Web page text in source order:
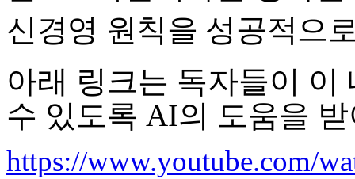
신경영 원칙을 성공적으
아래 링크는 독자들이 이
수 있도록 AI의 도움을
https://www.youtube.com/